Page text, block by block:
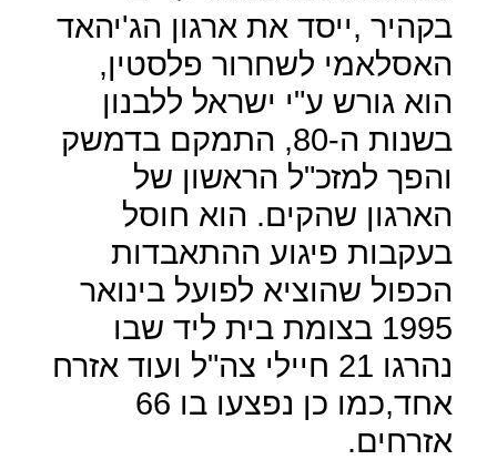
בקהיר ,ייסד את ארגון הג'יהאד
האסלאמי לשחרור פלסטין,
הוא גורש ע"י ישראל ללבנון
בשנות ה-80, התמקם בדמשק
והפך למזכ"ל הראשון של
הארגון שהקים. הוא חוסל
בעקבות פיגוע ההתאבדות
הכפול שהוציא לפועל בינואר
1995 בצומת בית ליד שבו
נהרגו 21 חיילי צה"ל ועוד אזרח
אחד,כמו כן נפצעו בו 66
אזרחים.